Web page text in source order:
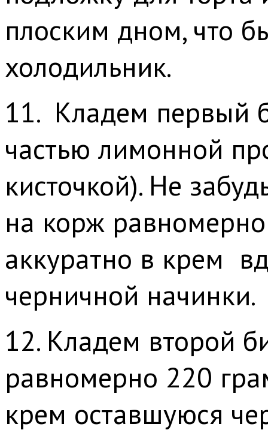
плоским дном, что
холодильник.
11. Кладем первый
частью лимонной
кисточкой). Не
на корж
аккуратно в крем
черничной начинки.
12. Кладем второй
равномерно 220
крем оставшуюся